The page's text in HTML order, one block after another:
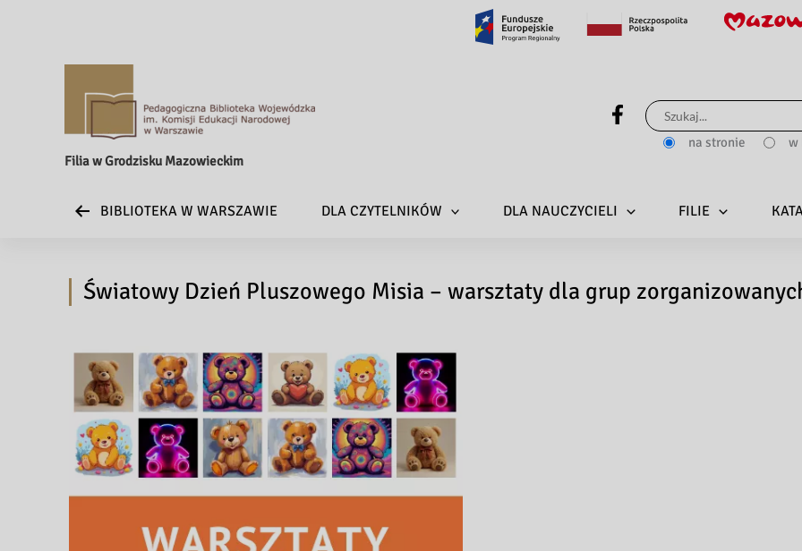
Filia w Grodzisku Mazowieckim
Szukaj
dla:
na stronie w
BIBLIOTEKA W WARSZAWIE DLA CZYTELNIKÓW DLA NAUCZYCIELI FILIE
Światowy Dzień Pluszowego Misia – warsztaty dla grup